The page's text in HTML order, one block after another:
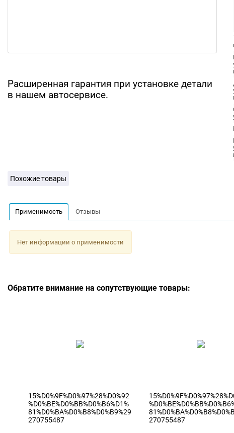
Расширенная гарантия при установке детали
в нашем автосервисе.
Похожие товары
Применимость Отзывы
Нет информации о применимости
Обратите внимание на сопутствующие товары:
15%D0%9F%D0%97%28%D0%92
%D0%BE%D0%BB%D0%B6%D1%
81%D0%BA%D0%B8%D0%B9%29
270755487
270755487